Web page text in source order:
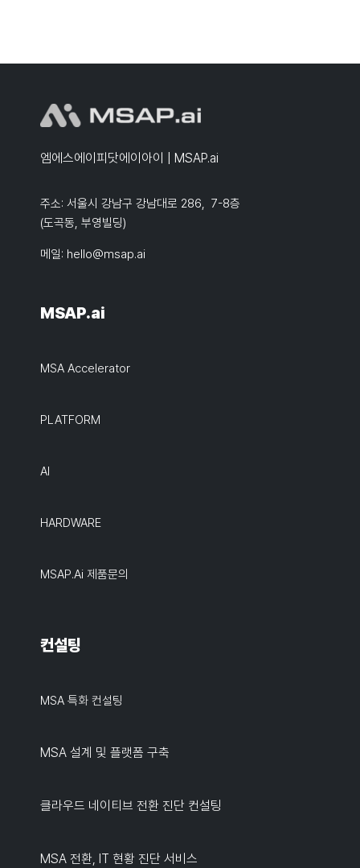
엠에스에이피닷에이아이 | MSAP.ai
주소: 서울시 강남구 강남대로 286, 7-8층
(도곡동, 부영빌딩)
메일: hello@msap.ai
MSAP.ai
MSA Accelerator
PLATFORM
AI
HARDWARE
MSAP.ai 제품문의
컨설팅
MSA 특화 컨설팅
MSA 설계 및 플랫폼 구축
클라우드 네이티브 전환 진단 컨설팅
MSA 전환, IT 현황 진단 서비스